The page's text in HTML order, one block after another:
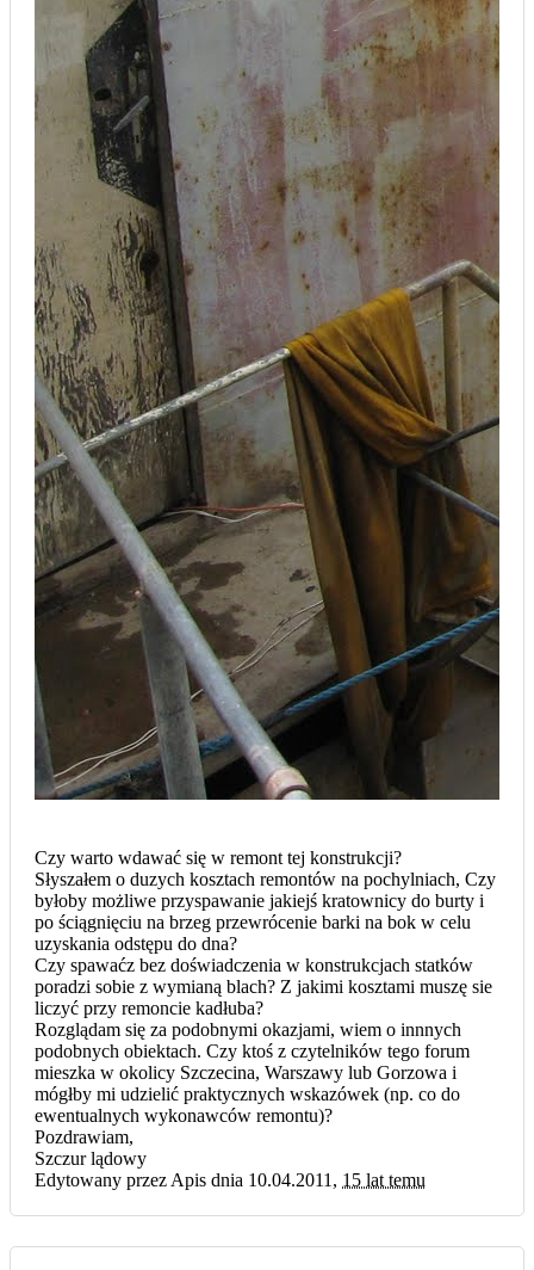
Czy warto wdawać się w remont tej konstrukcji?
Słyszałem o duzych kosztach remontów na pochylniach, Czy
byłoby możliwe przyspawanie jakiejś kratownicy do burty i
po ściągnięciu na brzeg przewrócenie barki na bok w celu
uzyskania odstępu do dna?
Czy spawaćz bez doświadczenia w konstrukcjach statków
poradzi sobie z wymianą blach? Z jakimi kosztami muszę sie
liczyć przy remoncie kadłuba?
Rozglądam się za podobnymi okazjami, wiem o innnych
podobnych obiektach. Czy ktoś z czytelników tego forum
mieszka w okolicy Szczecina, Warszawy lub Gorzowa i
mógłby mi udzielić praktycznych wskazówek (np. co do
ewentualnych wykonawców remontu)?
Pozdrawiam,
Szczur lądowy
Edytowany przez Apis dnia 10.04.2011, 15 lat temu